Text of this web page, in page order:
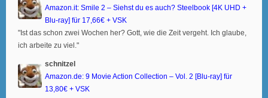
Amazon.it: Smile 2 – Siehst du es auch? Steelbook [4K UHD +
Blu-ray] für 17,66€ + VSK
"Ist das schon zwei Wochen her? Gott, wie die Zeit vergeht. Ich glaube,
ich arbeite zu viel."
schnitzel
Amazon.de: 9 Movie Action Collection – Vol. 2 [Blu-ray] für
13,80€ + VSK